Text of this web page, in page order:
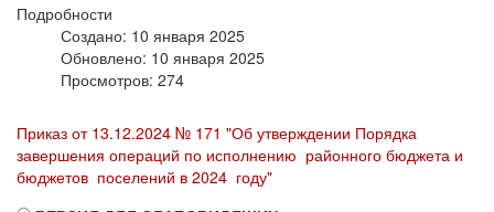
Подробности
Создано: 10 января 2025
Обновлено: 10 января 2025
Просмотров: 274
Приказ от 13.12.2024 № 171 "Об утверждении Порядка
завершения операций по исполнению районного бюджета и
бюджетов поселений в 2024 году"